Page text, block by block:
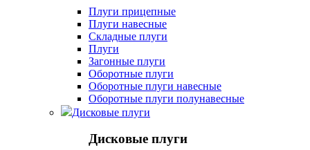
Плуги прицепные
Плуги навесные
Складные плуги
Плуги
Загонные плуги
Оборотные плуги
Оборотные плуги навесные
Оборотные плуги полунавесные
Дисковые плуги
Дисковые плуги